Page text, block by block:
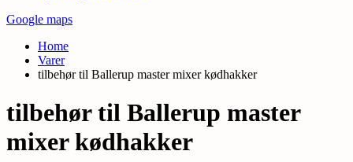
Google maps
Home
Varer
tilbehør til Ballerup master mixer kødhakker
tilbehør til Ballerup master
mixer kødhakker